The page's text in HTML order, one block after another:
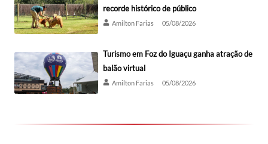
recorde histórico de público
Amilton Farias 05/08/2026
Turismo em Foz do Iguaçu ganha atração de
balão virtual
Amilton Farias 05/08/2026